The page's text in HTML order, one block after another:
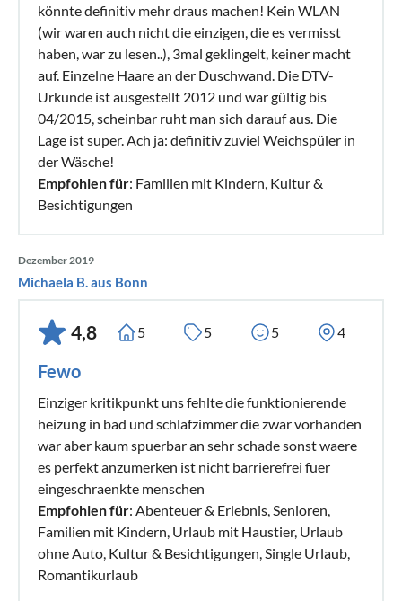
könnte definitiv mehr draus machen! Kein WLAN
(wir waren auch nicht die einzigen, die es vermisst
haben, war zu lesen..), 3mal geklingelt, keiner macht
auf. Einzelne Haare an der Duschwand. Die DTV-
Urkunde ist ausgestellt 2012 und war gültig bis
04/2015, scheinbar ruht man sich darauf aus. Die
Lage ist super. Ach ja: definitiv zuviel Weichspüler in
der Wäsche!
Empfohlen für: Familien mit Kindern, Kultur &
Besichtigungen
Dezember 2019
Michaela B. aus Bonn
4,8 5 5 5 4
Fewo
Einziger kritikpunkt uns fehlte die funktionierende
heizung in bad und schlafzimmer die zwar vorhanden
war aber kaum spuerbar an sehr schade sonst waere
es perfekt anzumerken ist nicht barrierefrei fuer
eingeschraenkte menschen
Empfohlen für: Abenteuer & Erlebnis, Senioren,
Familien mit Kindern, Urlaub mit Haustier, Urlaub
ohne Auto, Kultur & Besichtigungen, Single Urlaub,
Romantikurlaub